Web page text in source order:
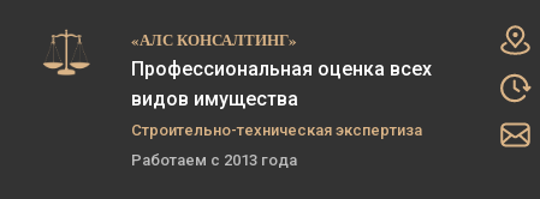
«АЛС КОНСАЛТИНГ»
Профессиональная оценка всех
видов имущества
Строительно-техническая экспертиза
Работаем с 2013 года